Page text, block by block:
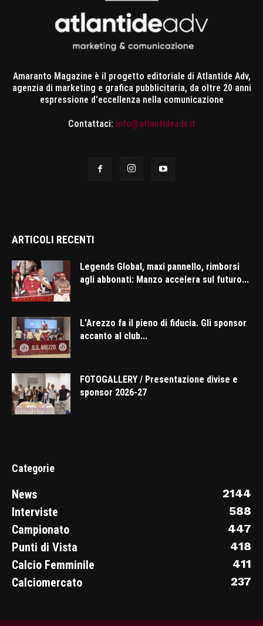
Amaranto Magazine è il progetto editoriale di Atlantide Adv,
agenzia di marketing e grafica pubblicitaria, da oltre 20 anni
espressione d'eccellenza nella comunicazione
Contattaci: info@atlantideadv.it
ARTICOLI RECENTI
Legends Global, maxi pannello, rimborsi
agli abbonati: Manzo accelera sul futuro...
L’Arezzo fa il pieno di fiducia. Gli sponsor
accanto al club...
FOTOGALLERY / Presentazione divise e
sponsor 2026-27
Categorie
News
2144
Interviste
588
Campionato
447
Punti di Vista
418
Calcio Femminile
411
Calciomercato
237